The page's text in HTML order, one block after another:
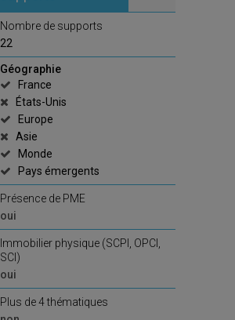
Nombre de supports
22
Géographie
France
États-Unis
Europe
Asie
Monde
Pays émergents
Présence de PME
oui
Immobilier physique (SCPI, OPCI,
SCI)
oui
Plus de 4 thématiques